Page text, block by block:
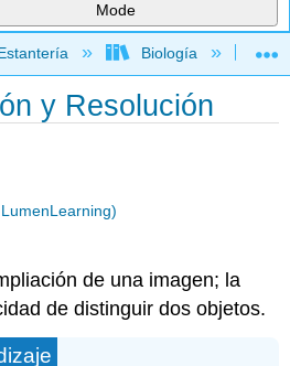
Mode
jerarquía global
Biología
y Resolución
de una imagen; la
de distinguir dos objetos.